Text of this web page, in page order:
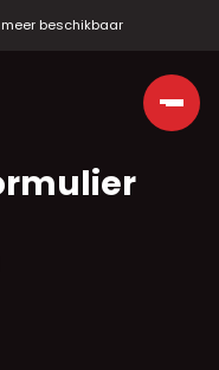
meer beschikbaar